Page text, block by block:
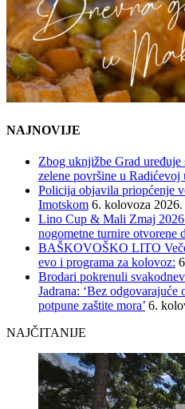
NAJNOVIJE
Zbog uknjižbe Grad uređuje
zelene površine u Radićevoj
Policija objavila priopćenje
Imotskom 6. kolovoza 2026.
Lino Cup & Mali Zmaj
nogometne turnire otvorene
BAŠKOVOŠKO LITO
evo i programa za kolovoz:
Brodari pokrenuli
Jadrana: ‘Bez odgovarajuće
potpune zaštite mora’ 6.
NAJČITANIJE